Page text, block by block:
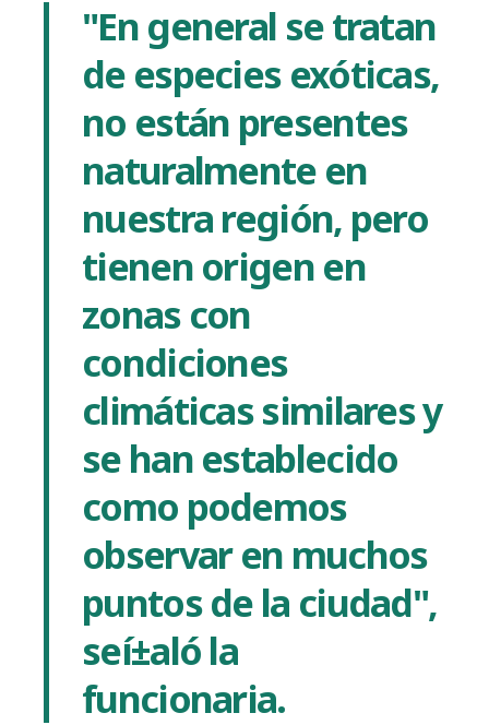
"En general se tratan
de especies exóticas,
no están presentes
naturalmente en
nuestra región, pero
tienen origen en
zonas con
condiciones
climáticas similares y
se han establecido
como podemos
observar en muchos
puntos de la ciudad",
seí±aló la
funcionaria.